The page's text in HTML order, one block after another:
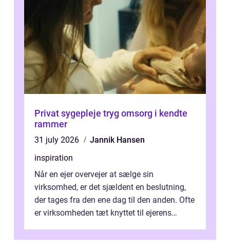
Privat sygepleje tryg omsorg i kendte
rammer
31 july 2026
Jannik Hansen
inspiration
Når en ejer overvejer at sælge sin
virksomhed, er det sjældent en beslutning,
der tages fra den ene dag til den anden. Ofte
er virksomheden tæt knyttet til ejerens